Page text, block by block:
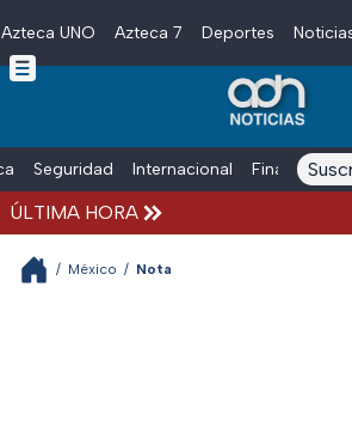
Skip to main content
Azteca UNO Azteca 7 Deportes
Seguridad Internacional Finanzas
ÚLTIMA HORA
/ México / Nota